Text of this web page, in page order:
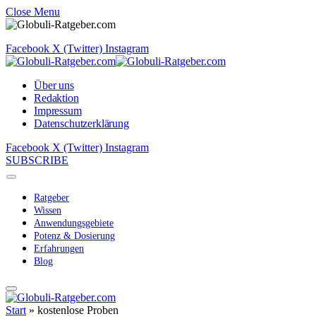
Close Menu
Facebook X (Twitter) Instagram
Über uns
Redaktion
Impressum
Datenschutzerklärung
Facebook X (Twitter) Instagram
SUBSCRIBE
Ratgeber
Wissen
Anwendungsgebiete
Potenz & Dosierung
Erfahrungen
Blog
Start » kostenlose Proben